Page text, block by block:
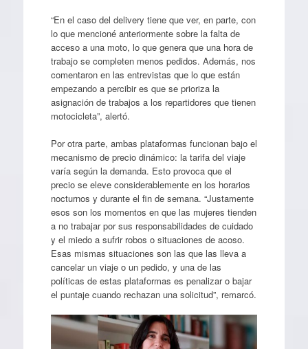
“En el caso del delivery tiene que ver, en parte, con
lo que mencioné anteriormente sobre la falta de
acceso a una moto, lo que genera que una hora de
trabajo se completen menos pedidos. Además, nos
comentaron en las entrevistas que lo que están
empezando a percibir es que se prioriza la
asignación de trabajos a los repartidores que tienen
motocicleta”, alertó.
Por otra parte, ambas plataformas funcionan bajo el
mecanismo de precio dinámico: la tarifa del viaje
varía según la demanda. Esto provoca que el
precio se eleve considerablemente en los horarios
nocturnos y durante el fin de semana. “Justamente
esos son los momentos en que las mujeres tienden
a no trabajar por sus responsabilidades de cuidado
y el miedo a sufrir robos o situaciones de acoso.
Esas mismas situaciones son las que las lleva a
cancelar un viaje o un pedido, y una de las
políticas de estas plataformas es penalizar o bajar
el puntaje cuando rechazan una solicitud”, remarcó.